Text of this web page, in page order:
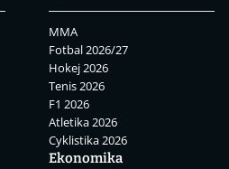
MMA
Fotbal 2026/27
Hokej 2026
Tenis 2026
F1 2026
Atletika 2026
Cyklistika 2026
Ekonomika